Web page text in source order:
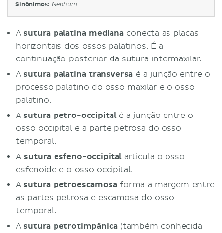
Sinônimos: Nenhum
A sutura palatina mediana conecta as placas
horizontais dos ossos palatinos. É a
continuação posterior da sutura intermaxilar.
A sutura palatina transversa é a junção entre o
processo palatino do osso maxilar e o osso
palatino.
A sutura petro-occipital é a junção entre o
osso occipital e a parte petrosa do osso
temporal.
Asutura esfeno-occipital articula o osso
esfenoide e o osso occipital.
A sutura petroescamosa forma a margem entre
as partes petrosa e escamosa do osso
temporal.
A sutura petrotimpânica (também conhecida